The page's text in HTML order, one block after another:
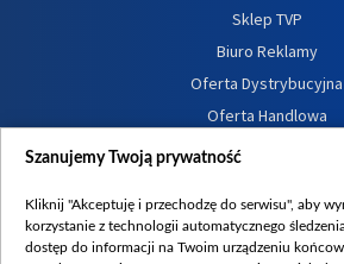
Sklep TVP
Biuro Reklamy
Oferta Dystrybucyjna
Oferta Handlowa
Dostępność
Procedura zgłoszeń
Szanujemy Twoją prywatność
Kliknij "Akceptuję i przechodzę do serwisu", aby
korzystanie z technologii automatycznego
dostęp do informacji na Twoim urządzeniu